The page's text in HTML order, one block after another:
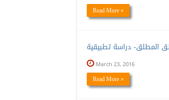
Read More »
March 23, 2016
Read More »